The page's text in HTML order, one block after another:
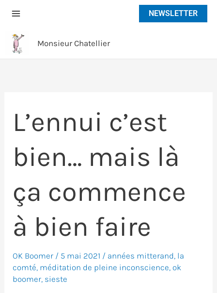
NEWSLETTER
Monsieur Chatellier
L’ennui c’est
bien… mais là
ça commence
à bien faire
OK Boomer / 5 mai 2021 / années mitterand, la
comté, méditation de pleine inconscience, ok
boomer, sieste